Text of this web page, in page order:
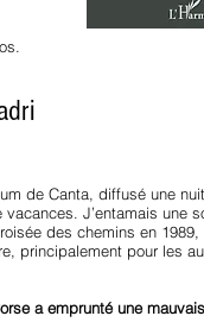
de Canta, diffusé une
J’entamais une
des chemins en
principalement pour les
a emprunté une